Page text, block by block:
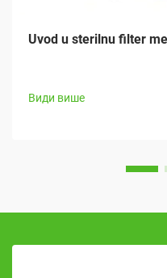
Uvod u sterilnu filter
Види више